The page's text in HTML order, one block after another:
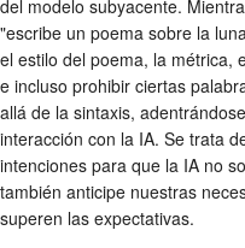
del modelo subyacente.
"escribe un poema sobre la
el estilo del poema, la métrica,
e incluso prohibir ciertas
allá de la sintaxis,
interacción con la IA. Se trata
intenciones para que la IA no
también anticipe nuestras
superen las expectativas.